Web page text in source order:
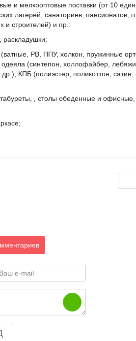
и мелкооптовые поставки (от 10
лагерей, санаториев, пансионатов,
и строителей) и пр.:
раскладушки;
РВ, ППУ, холкон, пружинные
(синтепон, холлофайбер,
КПБ (полиэстер, поликоттон, сатин,
, столы обеденные и офисные,